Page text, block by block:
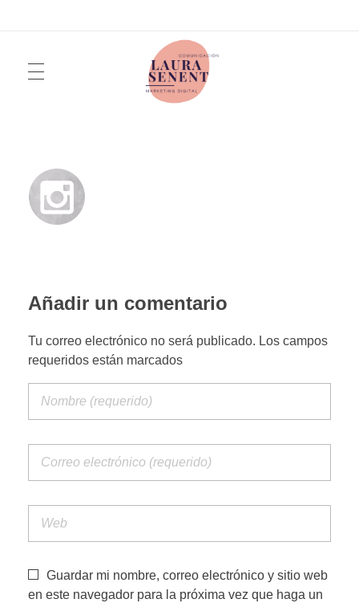
SERVICIOS
FOTOGRAFÍA
PORTFOLIO WEB
CONTACTA
Añadir un comentario
Tu correo electrónico no será publicado. Los campos
requeridos están marcados
Guardar mi nombre, correo electrónico y sitio web
en este navegador para la próxima vez que haga un